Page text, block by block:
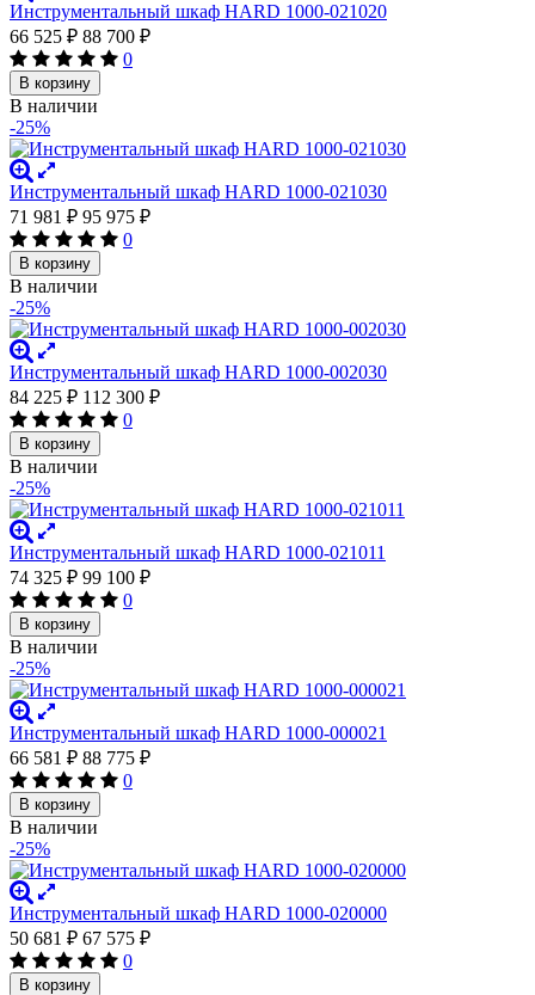
Инструментальный шкаф HARD 1000-021020
66 525 ₽ 88 700 ₽
0
В корзину
В наличии
-25%
Инструментальный шкаф HARD 1000-021030
71 981 ₽ 95 975 ₽
0
В корзину
В наличии
-25%
Инструментальный шкаф HARD 1000-002030
84 225 ₽ 112 300 ₽
0
В корзину
В наличии
-25%
Инструментальный шкаф HARD 1000-021011
74 325 ₽ 99 100 ₽
0
В корзину
В наличии
-25%
Инструментальный шкаф HARD 1000-000021
66 581 ₽ 88 775 ₽
0
В корзину
В наличии
-25%
Инструментальный шкаф HARD 1000-020000
50 681 ₽ 67 575 ₽
0
В корзину